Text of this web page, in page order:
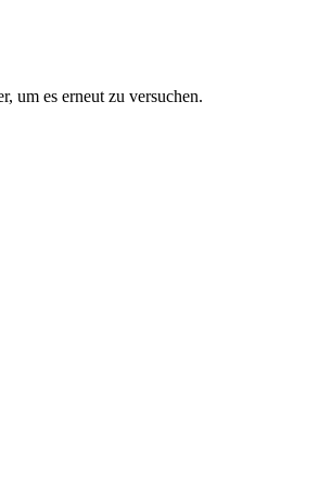
um es erneut zu versuchen.